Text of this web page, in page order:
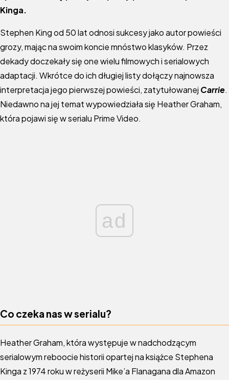
Kinga.
Stephen King od 50 lat odnosi sukcesy jako autor powieści
grozy, mając na swoim koncie mnóstwo klasyków. Przez
dekady doczekały się one wielu filmowych i serialowych
adaptacji. Wkrótce do ich długiej listy dołączy najnowsza
interpretacja jego pierwszej powieści, zatytułowanej Carrie.
Niedawno na jej temat wypowiedziała się Heather Graham,
która pojawi się w serialu Prime Video.
ad
Co czeka nas w serialu?
Heather Graham, która występuje w nadchodzącym
serialowym reboocie historii opartej na książce Stephena
Kinga z 1974 roku w reżyserii Mike’a Flanagana dla Amazon